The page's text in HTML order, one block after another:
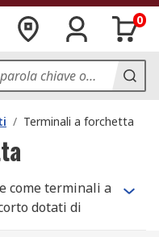
0
/ Terminali a forchetta
come terminali a
dotati di